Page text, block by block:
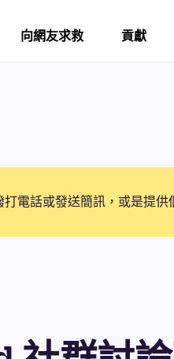
向網友求救 貢獻
電話或發送簡訊，或是提